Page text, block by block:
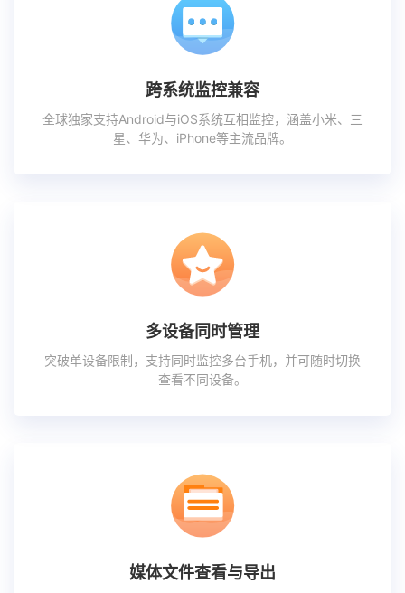
跨系统监控兼容
全球独家支持Android与iOS系统互相监控，涵盖小米、三
星、华为、iPhone等主流品牌。
多设备同时管理
突破单设备限制，支持同时监控多台手机，并可随时切换
查看不同设备。
媒体文件查看与导出